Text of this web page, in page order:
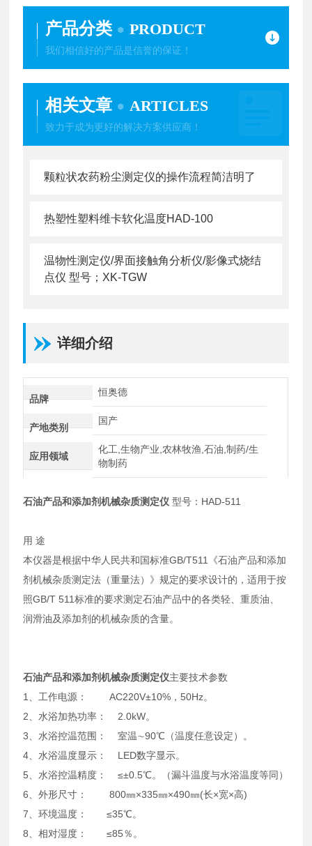
产品分类 PRODUCT
我们相信好的产品是信誉的保证！
相关文章 ARTICLES
致力于成为更好的解决方案供应商！
颗粒状农药粉尘测定仪的操作流程简洁明了
热塑性塑料维卡软化温度HAD-100
温物性测定仪/界面接触角分析仪/影像式烧结
点仪 型号；XK-TGW
详细介绍
品牌
恒奥德
产地类别
国产
应用领域
化工,生物产业,农林牧渔,石油,制药/生
物制药
石油产品和添加剂机械杂质测定仪 型号：HAD-511
用 途
本仪器是根据中华人民共和国标准GB/T511《石油产品和添加
剂机械杂质测定法（重量法）》规定的要求设计的，适用于按
照GB/T 511标准的要求测定石油产品中的各类轻、重质油、
润滑油及添加剂的机械杂质的含量。
石油产品和添加剂机械杂质测定仪主要技术参数
1、工作电源： AC220V±10%，50Hz。
2、水浴加热功率： 2.0kW。
3、水浴控温范围： 室温∼90℃（温度任意设定）。
4、水浴温度显示： LED数字显示。
5、水浴控温精度： ≤±0.5℃。（漏斗温度与水浴温度等同）
6、外形尺寸： 800㎜×335㎜×490㎜(长×宽×高)
7、环境温度： ≤35℃。
8、相对湿度： ≤85％。